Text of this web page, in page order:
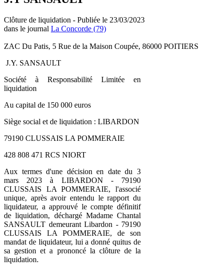
Clôture de liquidation - Publiée le 23/03/2023
dans le journal La Concorde (79)
ZAC Du Patis, 5 Rue de la Maison Coupée, 86000 POITIERS
J.Y. SANSAULT
Société à Responsabilité Limitée en
liquidation
Au capital de 150 000 euros
Siège social et de liquidation : LIBARDON
79190 CLUSSAIS LA POMMERAIE
428 808 471 RCS NIORT
Aux termes d'une décision en date du 3
mars 2023 à LIBARDON - 79190
CLUSSAIS LA POMMERAIE, l'associé
unique, après avoir entendu le rapport du
liquidateur, a approuvé le compte définitif
de liquidation, déchargé Madame Chantal
SANSAULT demeurant Libardon - 79190
CLUSSAIS LA POMMERAIE, de son
mandat de liquidateur, lui a donné quitus de
sa gestion et a prononcé la clôture de la
liquidation.